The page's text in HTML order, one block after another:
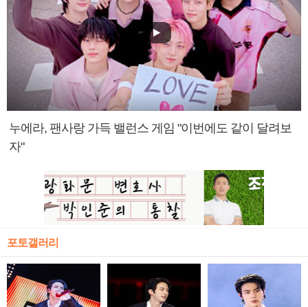
누에라, 팬사랑 가득 밸런스 게임 "이번에도 같이 달려보
자"
포토갤러리